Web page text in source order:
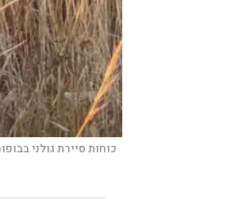
כוחות סיירת גולני